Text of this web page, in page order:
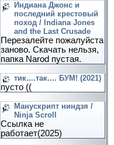
Индиана Джонс и
последний крестовый
поход / Indiana Jones
and the Last Crusade
Перезалейте пожалуйста
заново. Скачать нельзя,
папка Narod пустая.
тик....так.... БУМ! (2021)
пусто ((
Манускрипт ниндзя /
Ninja Scroll
Ссылка не
работает(2025)